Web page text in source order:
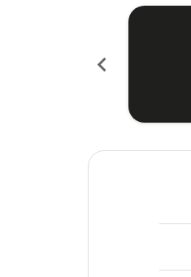
chevron_left